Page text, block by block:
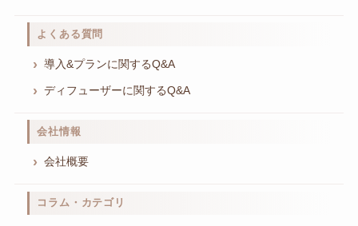
よくある質問
導入&プランに関するQ&A
ディフューザーに関するQ&A
会社情報
会社概要
コラム・カテゴリ